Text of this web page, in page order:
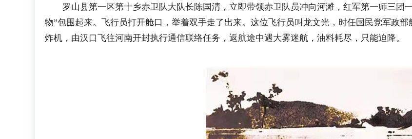
罗山县第一区第十乡赤卫队大队长陈国清，立即带领赤卫队员冲向河滩，红军第一师三团
物”包围起来。飞行员打开舱口，举着双手走了出来。这位飞行员叫龙文光，时任国民党军政
炸机，由汉口飞往河南开封执行通信联络任务，返航途中遇大雾迷航，油料耗尽，只能迫降。